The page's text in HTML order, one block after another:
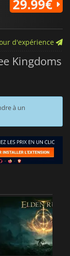
29.99€
d'expérience
Kingdoms
à un